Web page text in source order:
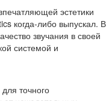
эстетики
когда-либо выпускал. В
звучания в своей
системой и
точного